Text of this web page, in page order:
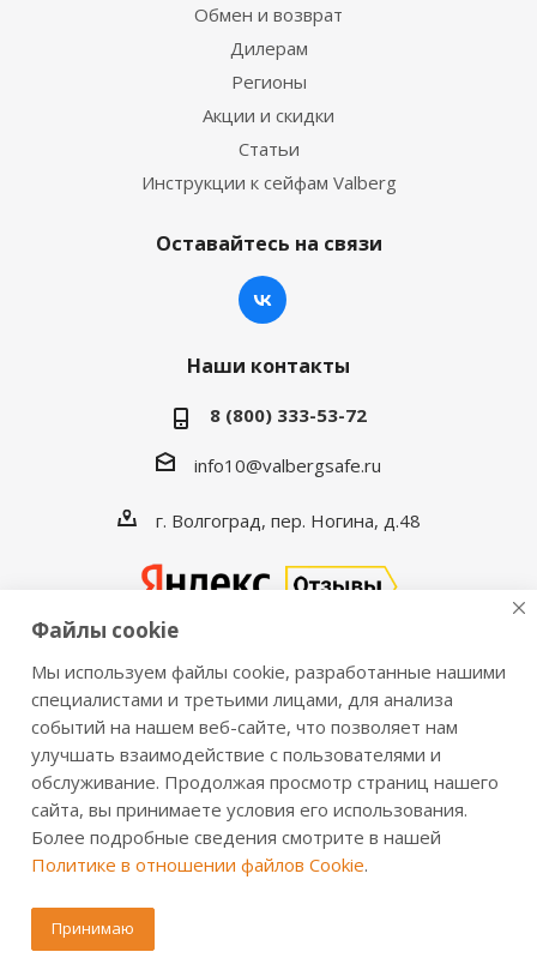
Обмен и возврат
Дилерам
Регионы
Акции и скидки
Статьи
Инструкции к сейфам Valberg
Оставайтесь на связи
Наши контакты
8 (800) 333-53-72
info10@valbergsafe.ru
г. Волгоград, пер. Ногина, д.48
2016-2026 © VALBERGSAFE.RU — Интернет-магазин
сейфов Valberg и металлической мебели Практик.
Продажа сейфов для дома и офиса, металлических
шкафов, стеллажей, металлических дверей.
Информация о розничных ценах, технических
характеристиках, наличии на складе носит справочный
характер и не является публичной офертой,
Файлы cookie
Мы используем файлы cookie, разработанные нашими
специалистами и третьими лицами, для анализа
событий на нашем веб-сайте, что позволяет нам
улучшать взаимодействие с пользователями и
обслуживание. Продолжая просмотр страниц нашего
сайта, вы принимаете условия его использования.
Более подробные сведения смотрите в нашей
Политике в отношении файлов Cookie.
Принимаю